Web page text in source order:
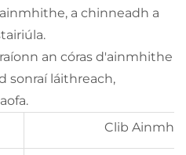
a chinneadh a
an córas d'ainmhithe
sonraí láithreach,
Clib